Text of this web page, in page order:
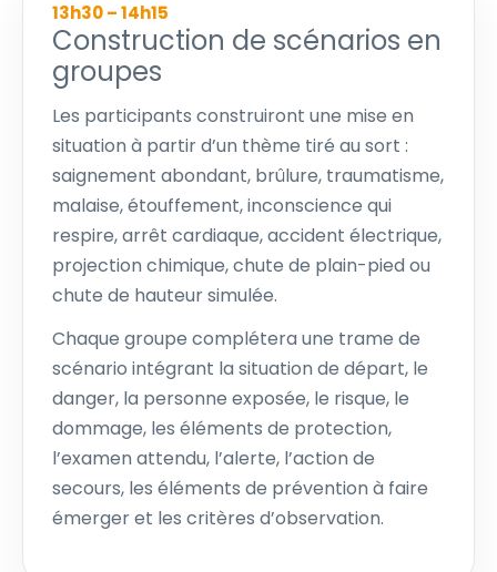
13h30 – 14h15
Construction de scénarios en
groupes
Les participants construiront une mise en
situation à partir d’un thème tiré au sort :
saignement abondant, brûlure, traumatisme,
malaise, étouffement, inconscience qui
respire, arrêt cardiaque, accident électrique,
projection chimique, chute de plain-pied ou
chute de hauteur simulée.
Chaque groupe complétera une trame de
scénario intégrant la situation de départ, le
danger, la personne exposée, le risque, le
dommage, les éléments de protection,
l’examen attendu, l’alerte, l’action de
secours, les éléments de prévention à faire
émerger et les critères d’observation.